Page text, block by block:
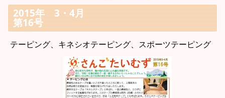
2015年 3・4月
第16号
テーピング、キネシオテーピング、スポーツテーピング